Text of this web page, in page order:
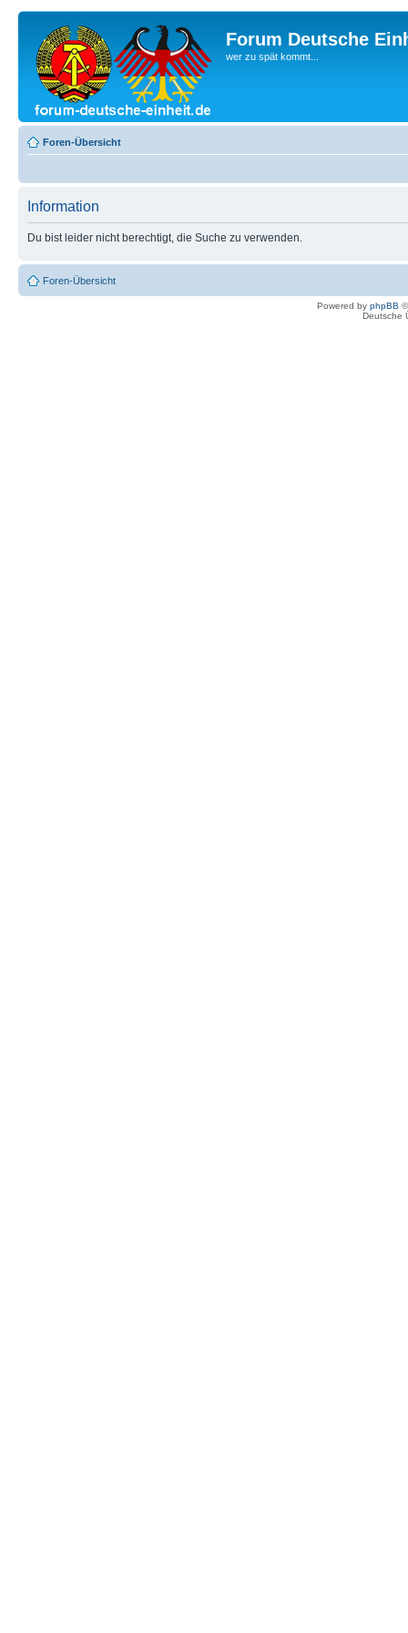
Forum Deutsche
wer zu spät kommt...
Foren-Übersicht
Information
Du bist leider nicht berechtigt, die Suche zu verwenden.
Foren-Übersicht
Powered by phpBB
Deutsche